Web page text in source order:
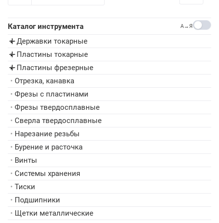
Каталог инструмента A→Я
▸ Державки токарные
▸ Пластины токарные
▸ Пластины фрезерные
• Отрезка, канавка
• Фрезы с пластинами
• Фрезы твердосплавные
• Сверла твердосплавные
• Нарезание резьбы
• Бурение и расточка
• Винты
• Системы хранения
• Тиски
• Подшипники
• Щетки металлические